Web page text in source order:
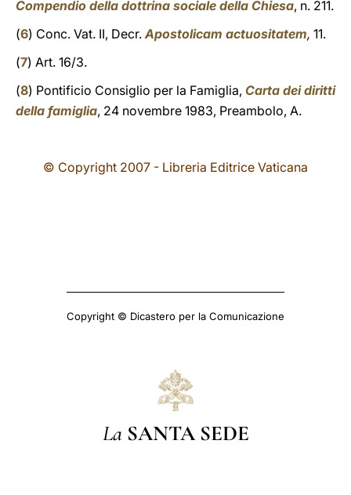
Compendio della dottrina sociale della Chiesa, n. 211.
(6) Conc. Vat. II, Decr. Apostolicam actuositatem, 11.
(7) Art. 16/3.
(8) Pontificio Consiglio per la Famiglia, Carta dei diritti
della famiglia, 24 novembre 1983, Preambolo, A.
© Copyright 2007 - Libreria Editrice Vaticana
Copyright © Dicastero per la Comunicazione
La SANTA SEDE